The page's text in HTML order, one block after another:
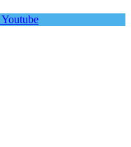
Youtube